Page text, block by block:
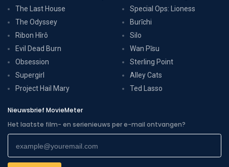
The Last House
The Odyssey
Ribon Hîrô
Evil Dead Burn
Obsession
Supergirl
Project Hail Mary
Special Ops: Lioness
Burīchi
Silo
Wan Pīsu
Sterling Point
Alley Cats
Ted Lasso
Nieuwsbrief MovieMeter
Het laatste film- en serienieuws per e-mail ontvangen?